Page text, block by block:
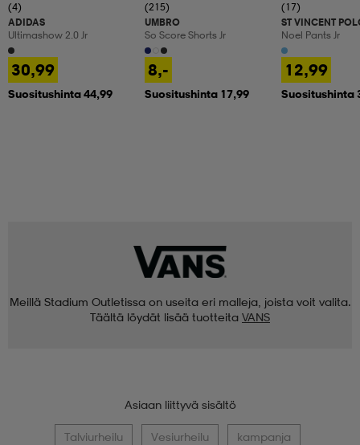
(4)
ADIDAS
Ultimashow 2.0 Jr
30,99
Suositushinta 44,99
(215)
UMBRO
So Score Shorts Jr
8,-
Suositushinta 17,99
(17)
ST VINCENT
Noel Pants Jr
12,99
Suositushinta
Meillä Stadium Outletissa on useita eri malleja, joista voit valita.
Täältä löydät lisää tuotteita VANS
Asiaan liittyvä sisältö
Talviurheilu Vesiurheilu kampanja